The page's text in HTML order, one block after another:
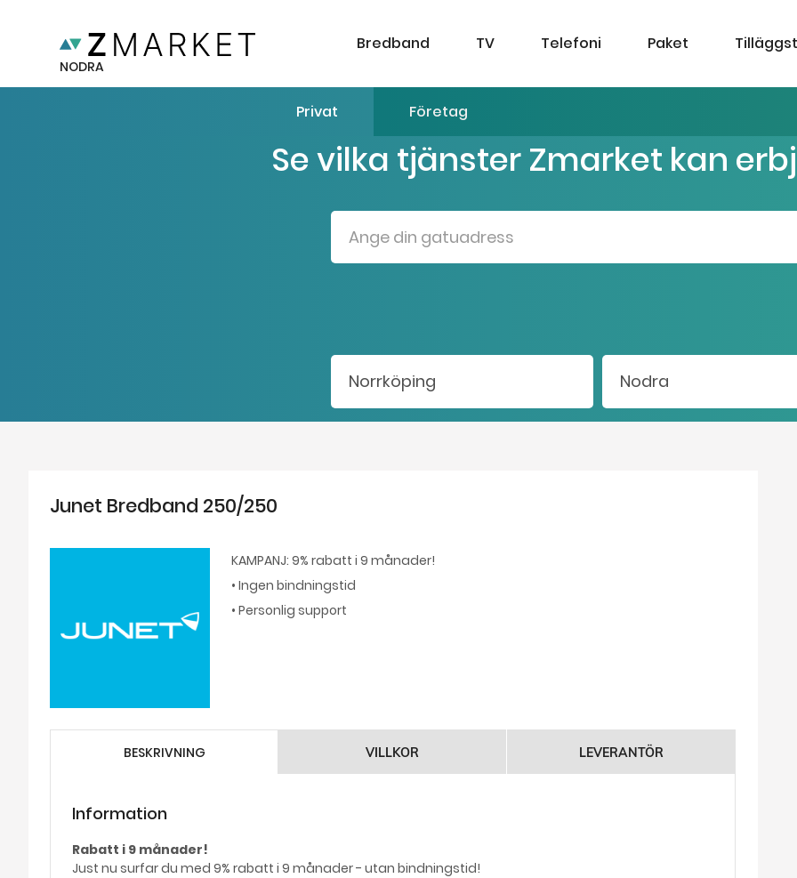
NODRA
Bredband TV Telefoni Paket
Privat Företag
Se vilka tjänster Zmarket kan
Junet Bredband 250/250
KAMPANJ: 9% rabatt i 9 månader!
• Ingen bindningstid
• Personlig support
BESKRIVNING VILLKOR LEVERANTÖR
Information
Rabatt i 9 månader!
Just nu surfar du med 9% rabatt i 9 månader - utan bindningstid!